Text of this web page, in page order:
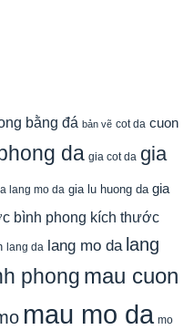
bằng đá bản vẽ cot da cuon
da gia cot da gia
lang mo da gia lu huong da gia
bình phong kích thước
lang da lang mo da lang
phong mau cuon
mau mo da mo